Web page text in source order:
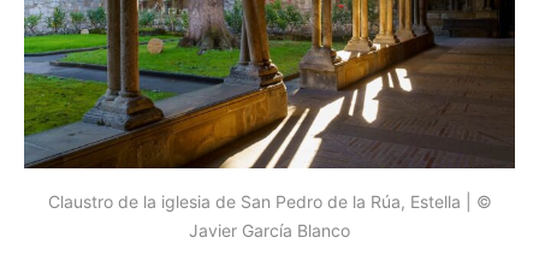
Claustro de la iglesia de San Pedro de la Rúa, Estella | ©
Javier García Blanco